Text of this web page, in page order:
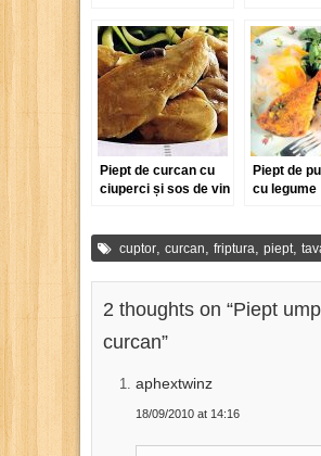
Piept de curcan cu
ciuperci și sos de vin
Piept de
cu legume
cuptor, curcan, friptura, piept,
2 thoughts on “Piept
curcan”
aphextwinz
18/09/2010 at 14:16